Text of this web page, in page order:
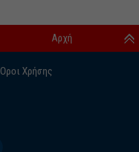
Οροι Χρήσης
Αρχή